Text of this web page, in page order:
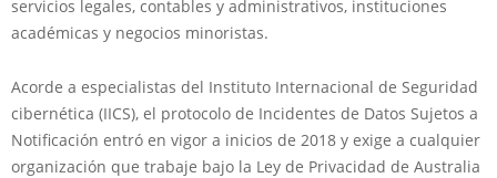
servicios legales, contables y administrativos, instituciones
académicas y negocios minoristas.
Acorde a especialistas del Instituto Internacional de Seguridad
cibernética (IICS), el protocolo de Incidentes de Datos Sujetos a
Notificación entró en vigor a inicios de 2018 y exige a cualquier
organización que trabaje bajo la Ley de Privacidad de Australia